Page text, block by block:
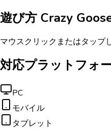
遊び方 Crazy
マウスクリックまたはタップ
対応プラットフォ
PC
モバイル
タブレット